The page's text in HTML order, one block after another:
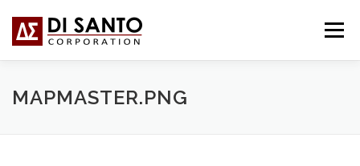
メニュー
HOME 事業内容 会社概要
MAPMASTER.PNG